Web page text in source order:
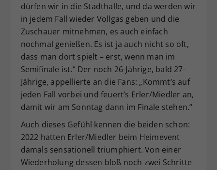
dürfen wir in die Stadthalle, und da werden wir
in jedem Fall wieder Vollgas geben und die
Zuschauer mitnehmen, es auch einfach
nochmal genießen. Es ist ja auch nicht so oft,
dass man dort spielt – erst, wenn man im
Semifinale ist.“ Der noch 26-Jährige, bald 27-
Jährige, appellierte an die Fans: „Kommt’s auf
jeden Fall vorbei und feuert’s Erler/Miedler an,
damit wir am Sonntag dann im Finale stehen.“
Auch dieses Gefühl kennen die beiden schon:
2022 hatten Erler/Miedler beim Heimevent
damals sensationell triumphiert. Von einer
Wiederholung dessen bloß noch zwei Schritte